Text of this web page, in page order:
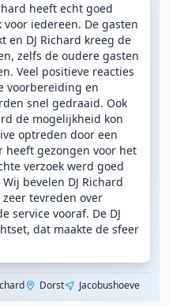
heeft echt goed
iedereen. De gasten
en DJ Richard kreeg de
zelfs de oudere gasten
Veel positieve reacties
voorbereiding en
snel gedraaid. Ook
de mogelijkheid kon
optreden door een
heeft gezongen voor het
verzoek werd goed
bevelen DJ Richard
tevreden over
service vooraf. De DJ
dat maakte de sfeer
Dorst Jacobushoeve